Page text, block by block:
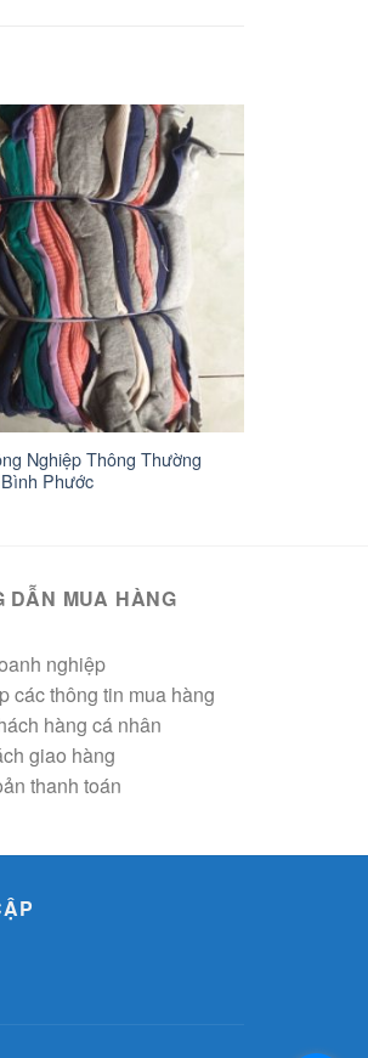
Nghiệp Thông Thường
Phước
DẪN MUA HÀNG
nghiệp
các thông tin mua hàng
hàng cá nhân
giao hàng
thanh toán